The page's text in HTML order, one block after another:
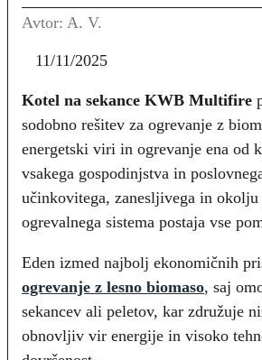
Avtor: A. V.
11/11/2025
Kotel na sekance KWB Multifire
sodobno rešitev za ogrevanje z
energetski viri in ogrevanje ena od
vsakega gospodinjstva in
učinkovitega, zanesljivega in okolju
ogrevalnega sistema postaja vse
Eden izmed najbolj ekonomičnih
ogrevanje z lesno biomaso, saj
sekancev ali peletov, kar združuje
obnovljiv vir energije in visoko